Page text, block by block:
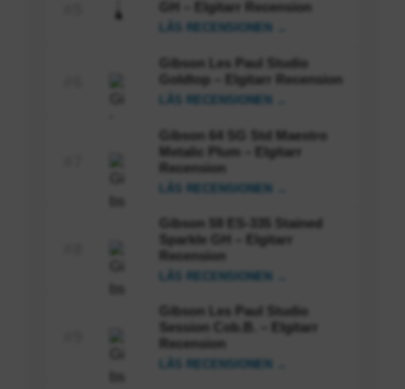
GH – Elgitarr Recension
Gibson Les Paul Studio
Goldtop – Elgitarr Recension
Gibson 64 SG Std Maestro
Metalic Plum – Elgitarr
Recension
LÄS RECENSIONEN →
Gibson 59 ES-335 Stained
Sparkle GH – Elgitarr
Recension
LÄS RECENSIONEN →
Gibson Les Paul Studio
Session Cob.B. – Elgitarr
Recension
LÄS RECENSIONEN →